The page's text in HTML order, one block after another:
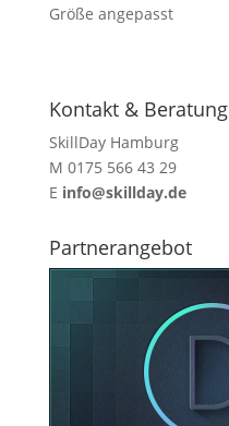
Größe angepasst
Kontakt & Beratung
SkillDay Hamburg
M 0175 566 43 29
E info@skillday.de
Partnerangebot